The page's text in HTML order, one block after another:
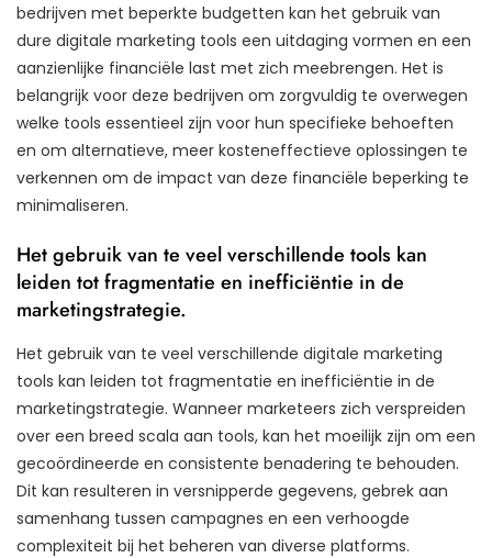
bedrijven met beperkte budgetten kan het gebruik van
dure digitale marketing tools een uitdaging vormen en een
aanzienlijke financiële last met zich meebrengen. Het is
belangrijk voor deze bedrijven om zorgvuldig te overwegen
welke tools essentieel zijn voor hun specifieke behoeften
en om alternatieve, meer kosteneffectieve oplossingen te
verkennen om de impact van deze financiële beperking te
minimaliseren.
Het gebruik van te veel verschillende tools kan
leiden tot fragmentatie en inefficiëntie in de
marketingstrategie.
Het gebruik van te veel verschillende digitale marketing
tools kan leiden tot fragmentatie en inefficiëntie in de
marketingstrategie. Wanneer marketeers zich verspreiden
over een breed scala aan tools, kan het moeilijk zijn om een
​​gecoördineerde en consistente benadering te behouden.
Dit kan resulteren in versnipperde gegevens, gebrek aan
samenhang tussen campagnes en een verhoogde
complexiteit bij het beheren van diverse platforms.